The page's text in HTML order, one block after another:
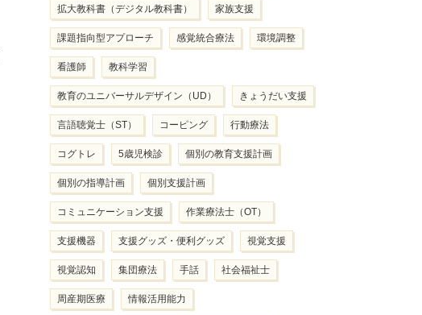
拡大教科書（デジタル教科書） 家族支援
課題指向型アプローチ 感覚統合療法 環境調整
看護師 教科学習
教育のユニバーサルデザイン（UD） きょうだい支援
言語聴覚士（ST） コーピング 行動療法
コグトレ 5歳児検診 個別の教育支援計画
個別の指導計画 個別支援計画
コミュニケーション支援 作業療法士（OT）
支援機器 支援グッズ・便利グッズ 視覚支援
視覚認知 集団療法 手話 社会福祉士
周産期医療 情報活用能力